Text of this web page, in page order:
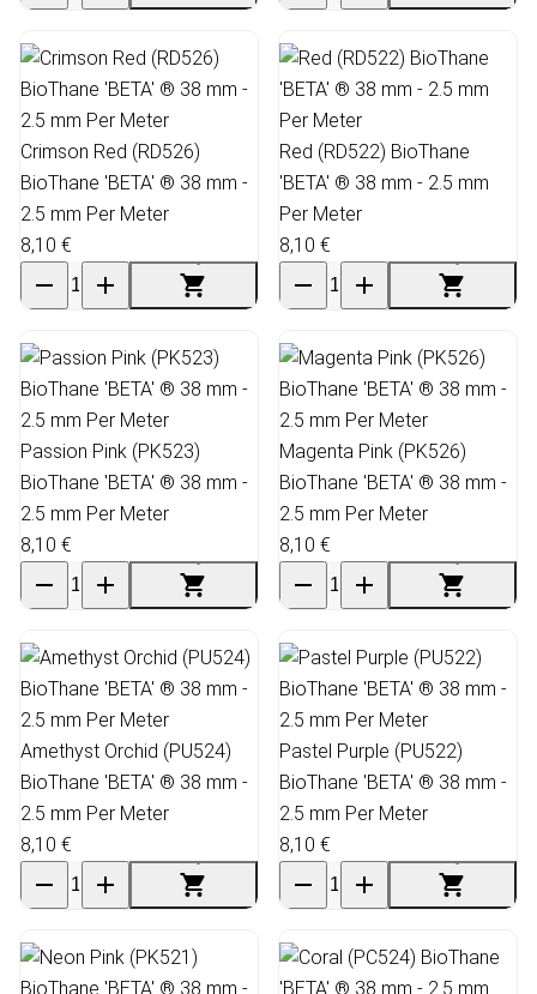
Crimson Red (RD526)
BioThane 'BETA' ® 38 mm -
2.5 mm Per Meter
8,10 €
Red (RD522) BioThane
'BETA' ® 38 mm - 2.5 mm
Per Meter
8,10 €
Passion Pink (PK523)
BioThane 'BETA' ® 38 mm -
2.5 mm Per Meter
8,10 €
Magenta Pink (PK526)
BioThane 'BETA' ® 38 mm -
2.5 mm Per Meter
8,10 €
Amethyst Orchid (PU524)
BioThane 'BETA' ® 38 mm -
2.5 mm Per Meter
8,10 €
Pastel Purple (PU522)
BioThane 'BETA' ® 38 mm -
2.5 mm Per Meter
8,10 €